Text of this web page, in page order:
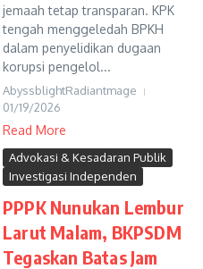
jemaah tetap transparan. KPK
tengah menggeledah BPKH
dalam penyelidikan dugaan
korupsi pengelol...
AbyssblightRadiantmage
01/19/2026
Read More
Advokasi & Kesadaran Publik
Investigasi Independen
PPPK Nunukan Lembur
Larut Malam, BKPSDM
Tegaskan Batas Jam